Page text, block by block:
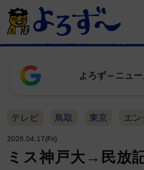
よろず～ニュ
テレビ 鳥取 東京 エン
2026.04.17(Fri)
ミス神戸大→民放